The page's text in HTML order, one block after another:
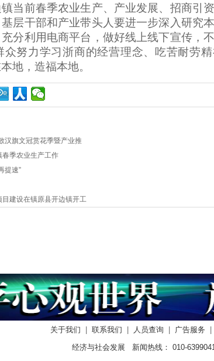
当前春季农业生产、产业发展、招商引
层干部和产业带头人要进一步深入研究
分利用电商平台，做好线上线下宣传，
众努力学习浙商的经营理念、吃苦耐劳
地，造福本地。
旗文冠赏花季暨产业推
季农业生产工作
提速”
建设在镇原县开边镇开工
关于我们 联系我们 人员查询 广告服务
经济与社会发展 新闻热线： 010-